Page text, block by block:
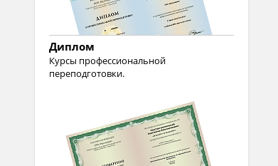
Диплом
Курсы профессиональной
переподготовки.